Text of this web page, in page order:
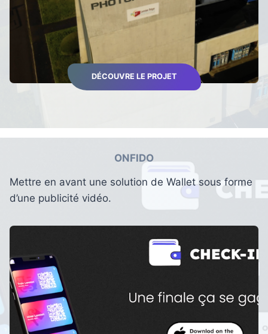
DÉCOUVRE LE PROJET
ONFIDO
Mettre en avant une solution de Wallet sous forme
d’une publicité vidéo.